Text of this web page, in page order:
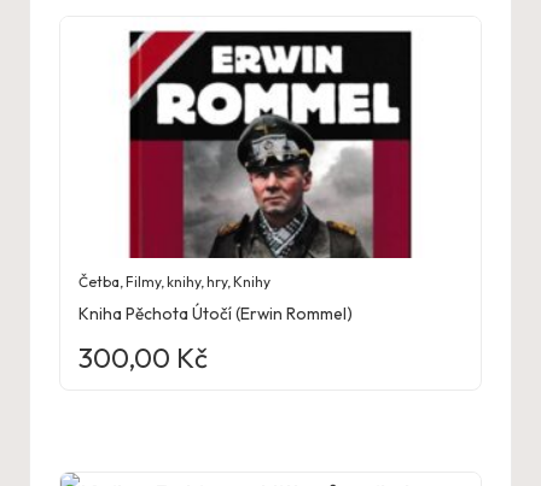
Četba ,Filmy, knihy, hry,Knihy
Kniha Pěchota Útočí (Erwin Rommel)
300,00 Kč